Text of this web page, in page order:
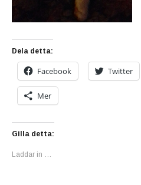
Dela detta:
Facebook Twitter
Mer
Gilla detta:
Laddar in …